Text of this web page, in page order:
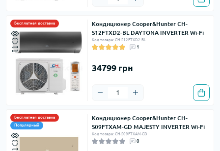
Бесплатная доставка
Кондиционер Cooper&Hunter CH-
S12FTXD2-BL DAYTONA INVERTER Wi-Fi
Код товара: CH-S12FTXD2-BL
1
34799 грн
Бесплатная доставка
Популярный
Кондиционер Cooper&Hunter CH-
S09FTXAM-GD MAJESTY INVERTER Wi-Fi
Код товара: CH-S09FTXAM-GD
0